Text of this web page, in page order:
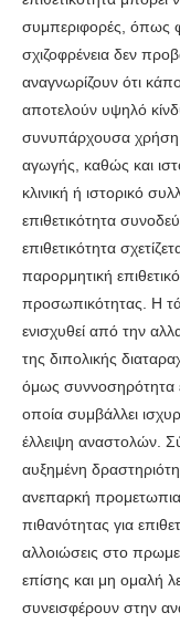
συμπεριφορές, όπως
σχιζοφρένεια δεν
αναγνωρίζουν ότι
αποτελούν υψηλό
συνυπάρχουσα χρήση
αγωγής, καθώς και
κλινική ή ιστορικό
επιθετικότητα
επιθετικότητα
παρορμητική
προσωπικότητας. Η
ενισχυθεί από την
της διπολικής
όμως συννοσηρότητα
οποία συμβάλλει
έλλειψη αναστολών.
αυξημένη
ανεπαρκή
πιθανότητας για
αλλοιώσεις στο
επίσης και μη ομαλή
συνεισφέρουν στην